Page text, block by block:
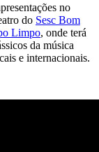
no
do Sesc Bom
Limpo, onde terá
da música
e internacionais.